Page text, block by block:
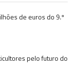
de euros do 9.º
pelo futuro do